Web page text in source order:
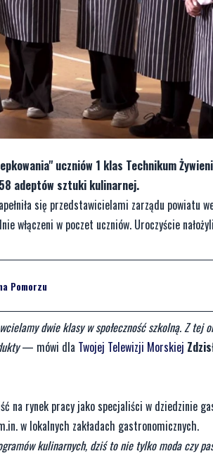
uczniów 1 klas Technikum
adeptów sztuki kulinarnej.
się przedstawicielami zarządu powiatu
w poczet uczniów. Uroczyście
Pomorzu
dwie klasy w społeczność szkolną. Z tej
— mówi dla Twojej Telewizji Morskiej
na rynek pracy jako specjaliści w dziedzinie
w lokalnych zakładach gastronomicznych.
kulinarnych, dziś to nie tylko moda czy